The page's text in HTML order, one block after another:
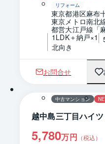
リフォーム
東京都港区麻布
東京メトロ南北
都営大江戸線「
1LDK＋納戸×1
北向き
お問合せ
中古マンション
越中島三丁目ハイ
5,780万円 （税込）